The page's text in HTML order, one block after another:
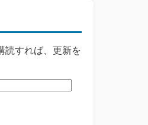
読すれば、更新を